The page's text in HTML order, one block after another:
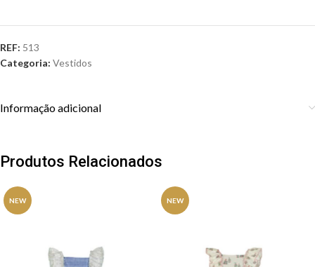
REF: 513
Categoria: Vestidos
Informação adicional
Produtos Relacionados
NEW NEW